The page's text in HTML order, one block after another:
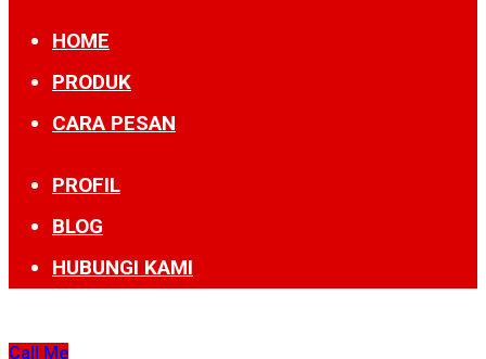
HOME
PRODUK
CARA PESAN
PROFIL
BLOG
HUBUNGI KAMI
Call Me